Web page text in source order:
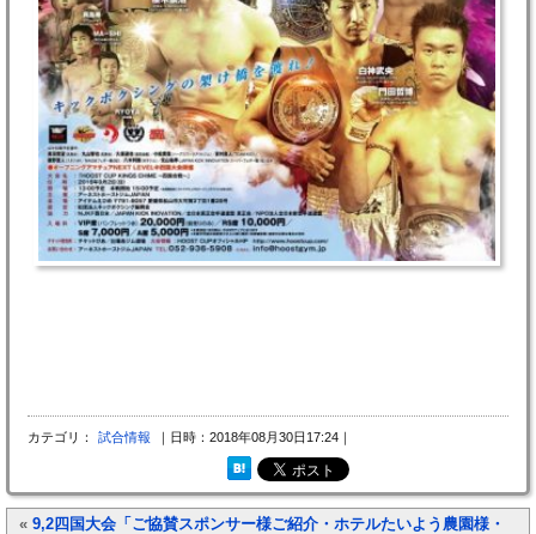
カテゴリ： 試合情報 ｜日時：2018年08月30日17:24｜
« 9,2四国大会「ご協賛スポンサー様ご紹介・ホテルたいよう農園様・